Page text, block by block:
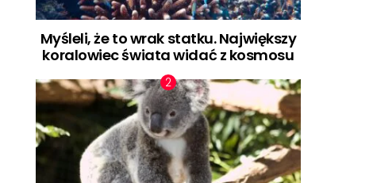
Myśleli, że to wrak statku. Największy
koralowiec świata widać z kosmosu